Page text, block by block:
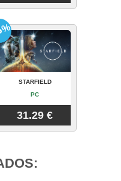
STARFIELD
PC
31.29 €